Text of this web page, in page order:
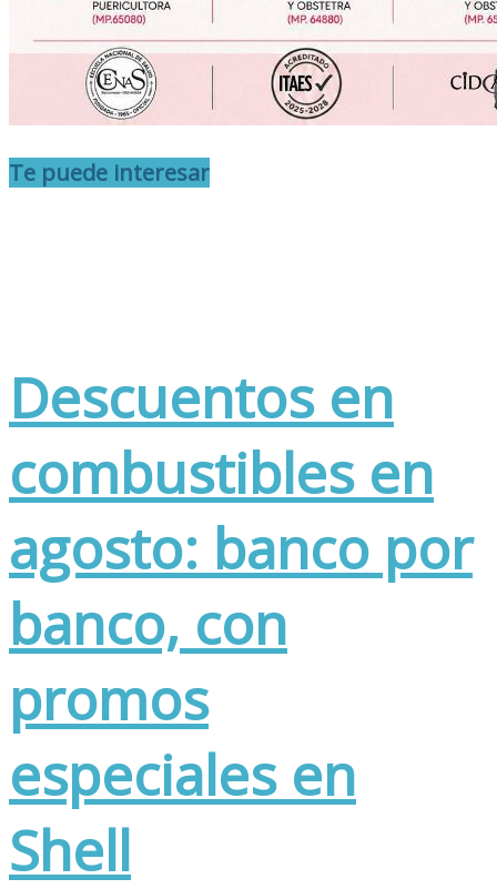
Te puede interesar
Descuentos en
combustibles en
agosto: banco por
banco, con
promos
especiales en
Shell